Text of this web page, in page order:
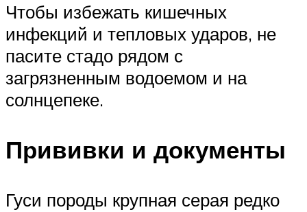
Чтобы избежать кишечных
инфекций и тепловых ударов, не
пасите стадо рядом с
загрязненным водоемом и на
солнцепеке.
Прививки и документы
Гуси породы крупная серая редко